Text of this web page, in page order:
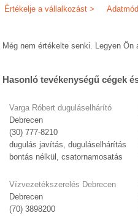
Értékelje a vállalkozást >
Még nem értékelte senki. Legyen Ön
Hasonló tevékenységű cégek
Varga Róbert duguláselhárító
Debrecen
(30) 777-8210
dugulás javítás, duguláselhárítás
bontás nélkül, csatornamosatás
Vízvezetékszerelés Debrecen
Debrecen
(70) 3898200